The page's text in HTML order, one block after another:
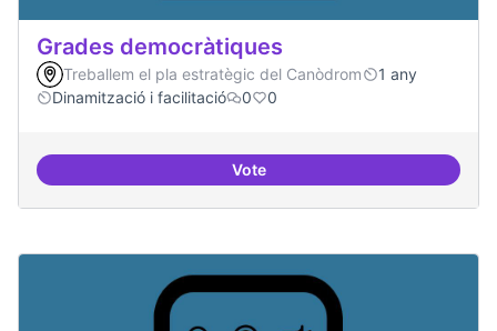
Grades democràtiques
Treballem el pla estratègic del Canòdrom
1 any
Dinamització i facilitació
0 0
VoteGrades democràtiques